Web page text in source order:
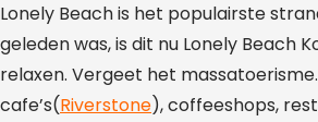
Lonely Beach is het populairste
geleden was, is dit nu Lonely Beach
relaxen. Vergeet het
cafe’s(Riverstone), coffeeshops,